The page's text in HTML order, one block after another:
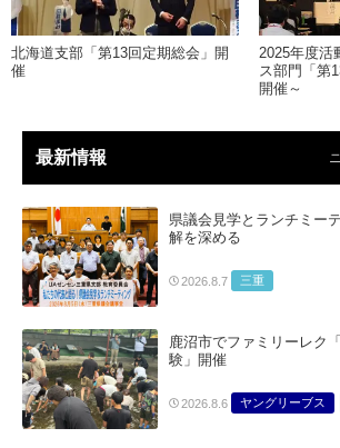
北海道支部「第13回定期総会」開
催
2025年度活
ス部門「第
開催～
最新情報
県議会見学とランチミー
解を深める
2026.8.7 三重
鹿沼市でファミリーレク
験」開催
2026.8.6 ヤングリーブス